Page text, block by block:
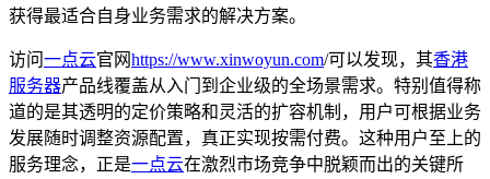
获得最适合自身业务需求的解决方案。
访问一点云官网https://www.xinwoyun.com/可以发现，其香港
服务器产品线覆盖从入门到企业级的全场景需求。特别值得称
道的是其透明的定价策略和灵活的扩容机制，用户可根据业务
发展随时调整资源配置，真正实现按需付费。这种用户至上的
服务理念，正是一点云在激烈市场竞争中脱颖而出的关键所